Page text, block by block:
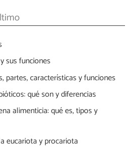
sus funciones
partes, características y funciones
qué son y diferencias
alimenticia: qué es, tipos y
eucariota y procariota